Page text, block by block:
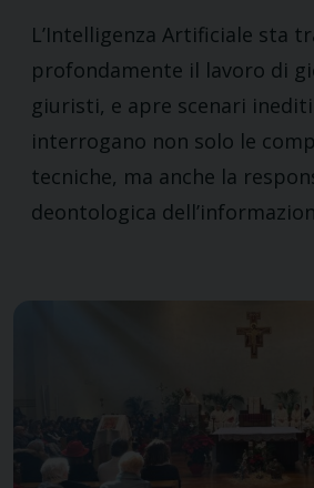
L’Intelligenza Artificiale sta
profondamente il lavoro di
giuristi, e apre scenari
interrogano non solo le
tecniche, ma anche la
deontologica